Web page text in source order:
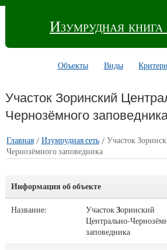
Изумрудная
Объекты Виды
Участок Зоринский
Чернозёмного
Главная/ Изумрудная cеть/ Участок
Чернозёмного заповедника
Информация об объекте
Название: УчастокЗоринский
Центрально-
заповедника